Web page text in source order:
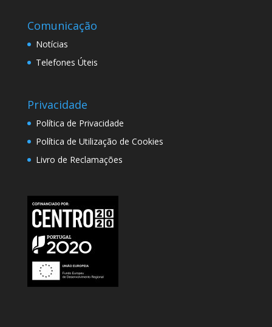
Comunicação
Notícias
Telefones Úteis
Privacidade
Política de Privacidade
Política de Utilização de Cookies
Livro de Reclamações